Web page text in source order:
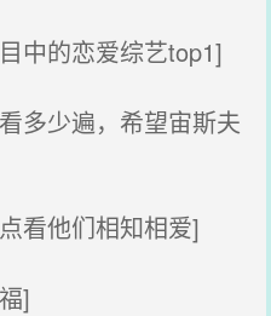
中的恋爱综艺top1]
多少遍，希望宙斯夫
看他们相知相爱]
]